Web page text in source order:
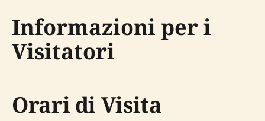
Informazioni per i
Visitatori
Orari di Visita